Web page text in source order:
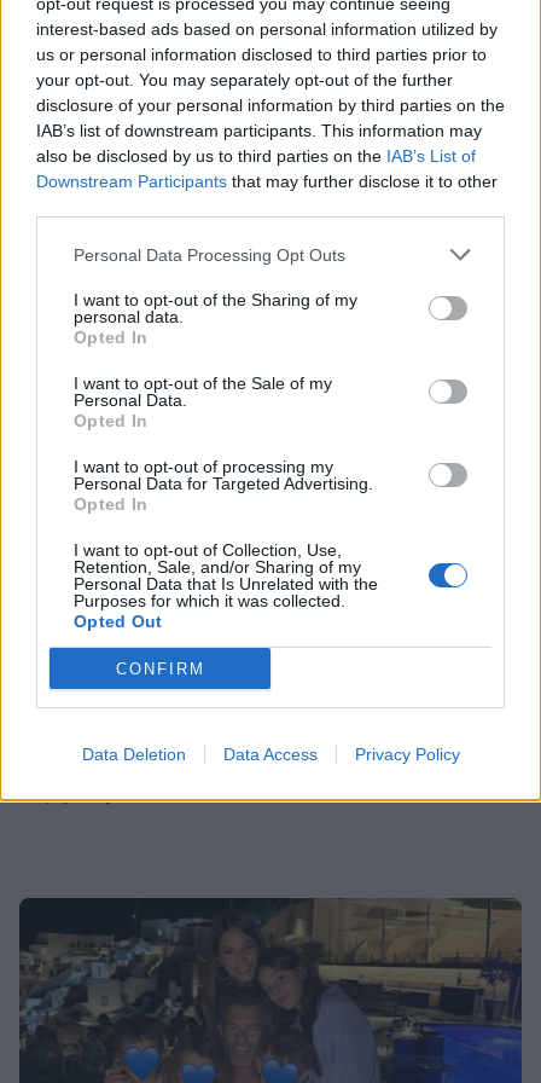
interest-based ads based on personal information utilized by
us or personal information disclosed to third parties prior to
your opt-out. You may separately opt-out of the further
disclosure of your personal information by third parties on the
IAB’s list of downstream participants. This information may
also be disclosed by us to third parties on the IAB’s List of
Downstream Participants that may further disclose it to other
Personal Data Processing Opt Outs
I want to opt-out of the Sharing of my
personal data.
Opted In
I want to opt-out of the Sale of my
Personal Data.
Opted In
I want to opt-out of processing my
Personal Data for Targeted Advertising.
Opted In
I want to opt-out of Collection, Use,
Retention, Sale, and/or Sharing of my
Personal Data that Is Unrelated with the
Purposes for which it was collected.
Opted Out
CONFIRM
Data Deletion Data Access Privacy Policy
Ανδρέας Γεωργίου: «Η γέννηση της
κόρης μου άλλαξε ριζικά τη ζωή μου
και με αναδιαμόρφωσε ως
άνθρωπο»
ρόλοι και οι πληγές του ανθρώπου
SHOWBIZ
Μάντυ Λάμπου: Πώς είναι και πού
βρίσκεται σήμερα η πρώτη
παρουσιάστρια του «Ok» στο MAD
SHOWBIZ
Ρίκα Διαλυνά: Η διεθνής Ελληνίδα
που κατέκτησε τα πλατό, τα
καλλιστεία και τις καρδιές μας
8 Αυγούστου 2017: Σαν σήμερα
σίγησε η βελούδινη φωνή της
Γιώργος Κουβαράς: «Θα παραμείνω
δημοσιογράφος που τραγουδάει...» -
Η συνεργασία με τον Σαββιδάκη
Σέρρες: «Δεν ήταν μόνο η ταχύτητα» – Η ανάλυση
πραγματογνώμονα για το σφοδρό δυστύχημα
Οι παικταράδες που δεν έγιναν ποτέ οι θρύλοι που